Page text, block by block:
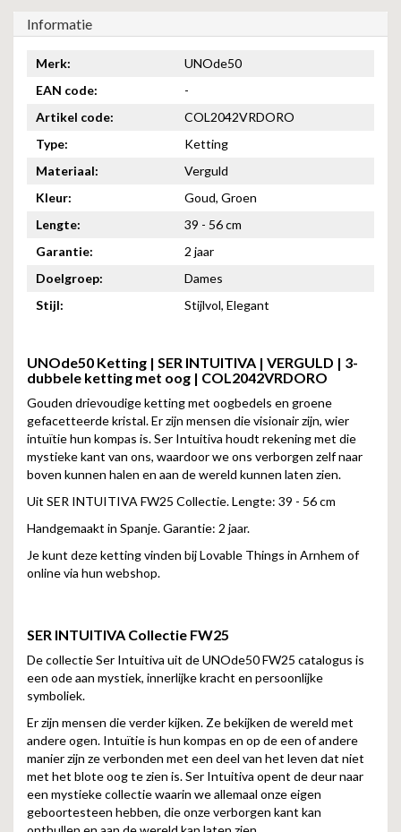
Informatie
Merk:
UNOde50
EAN code:
-
Artikel code:
COL2042VRDORO
Type:
Ketting
Materiaal:
Verguld
Kleur:
Goud, Groen
Lengte:
39 - 56 cm
Garantie:
2 jaar
Doelgroep:
Dames
Stijl:
Stijlvol, Elegant
UNOde50 Ketting | SER INTUITIVA | VERGULD | 3-
dubbele ketting met oog | COL2042VRDORO
Gouden drievoudige ketting met oogbedels en groene
gefacetteerde kristal. Er zijn mensen die visionair zijn, wier
intuïtie hun kompas is. Ser Intuitiva houdt rekening met die
mystieke kant van ons, waardoor we ons verborgen zelf naar
boven kunnen halen en aan de wereld kunnen laten zien.
Uit SER INTUITIVA FW25 Collectie. Lengte: 39 - 56 cm
Handgemaakt in Spanje. Garantie: 2 jaar.
Je kunt deze ketting vinden bij Lovable Things in Arnhem of
online via hun webshop.
SER INTUITIVA Collectie FW25
De collectie Ser Intuitiva uit de UNOde50 FW25 catalogus is
een ode aan mystiek, innerlijke kracht en persoonlijke
symboliek.
Er zijn mensen die verder kijken. Ze bekijken de wereld met
andere ogen. Intuïtie is hun kompas en op de een of andere
manier zijn ze verbonden met een deel van het leven dat niet
met het blote oog te zien is. Ser Intuitiva opent de deur naar
een mystieke collectie waarin we allemaal onze eigen
geboortesteen hebben, die onze verborgen kant kan